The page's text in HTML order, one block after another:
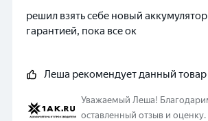
решил взять себе новый
гарантией, пока все ок
Леша рекомендует данный товар
Уважаемый Леша!
оставленный отзыв и оценку.